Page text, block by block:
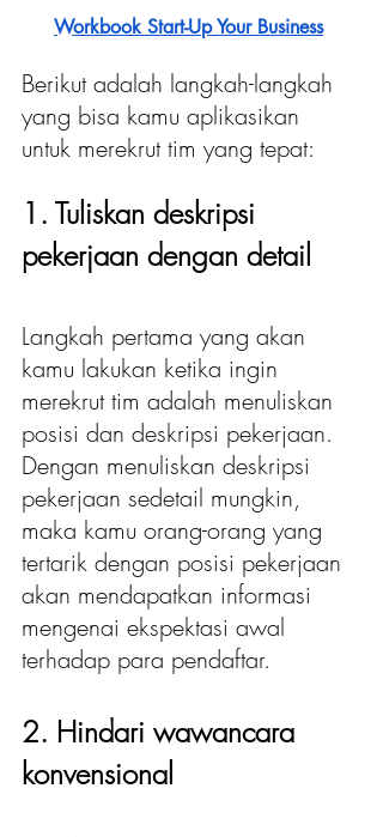
Workbook Start-Up Your Business
Berikut adalah langkah-langkah
yang bisa kamu aplikasikan
untuk merekrut tim yang tepat:
1. Tuliskan deskripsi
pekerjaan dengan detail
Langkah pertama yang akan
kamu lakukan ketika ingin
merekrut tim adalah menuliskan
posisi dan deskripsi pekerjaan.
Dengan menuliskan deskripsi
pekerjaan sedetail mungkin,
maka kamu orang-orang yang
tertarik dengan posisi pekerjaan
akan mendapatkan informasi
mengenai ekspektasi awal
terhadap para pendaftar.
2. Hindari wawancara
konvensional